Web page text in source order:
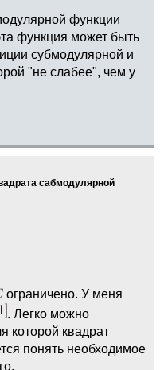
функции
функция может быть
субмодулярной и
"не слабее", чем у
сабмодулярной
ограничено. У меня
. Легко можно
которой квадрат
понять необходимое